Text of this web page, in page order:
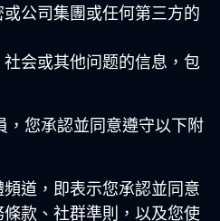
公司集團或任何第三方的
会或其他问题的信息，包
，您承認並同意遵守以下附
道，即表示您承認並同意
款、社群準則，以及您使